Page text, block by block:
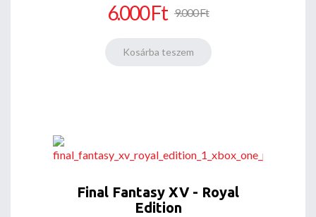
6.000 Ft 9.000 Ft
Final Fantasy XV - Royal
Edition